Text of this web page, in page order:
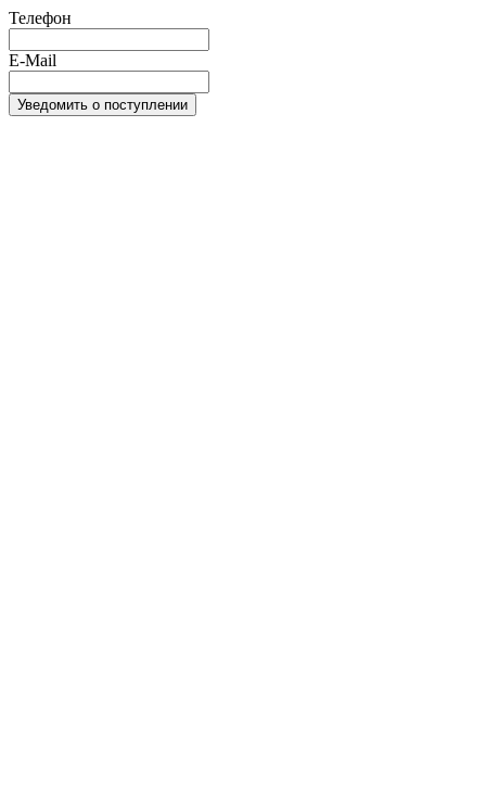
Телефон
E-Mail
Уведомить о поступлении